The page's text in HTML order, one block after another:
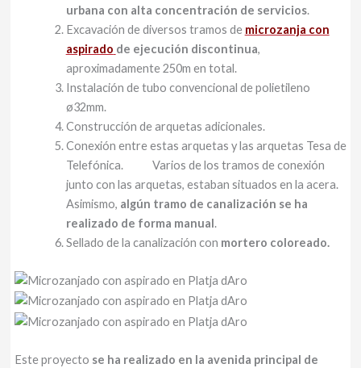
urbana con alta concentración de servicios.
Excavación de diversos tramos de microzanja con
aspirado de ejecución discontinua,
aproximadamente 250m en total.
Instalación de tubo convencional de polietileno
ø32mm.
Construcción de arquetas adicionales.
Conexión entre estas arquetas y las arquetas Tesa de
Telefónica. Varios de los tramos de conexión
junto con las arquetas, estaban situados en la acera.
Asimismo, algún tramo de canalización se ha
realizado de forma manual.
Sellado de la canalización con mortero coloreado.
Este proyecto se ha realizado en la avenida principal de